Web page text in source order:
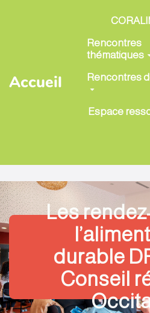
Aller au contenu principal
Accueil
Rencontres
thématiques
Rencontres
Espace
Les
durable
Conseil